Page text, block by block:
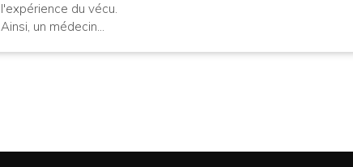
l'expérience du vécu.
Ainsi, un médecin...